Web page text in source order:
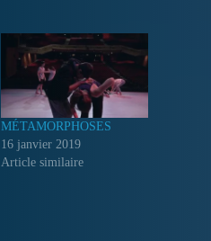
MÉTAMORPHOSES
16 janvier 2019
Article similaire